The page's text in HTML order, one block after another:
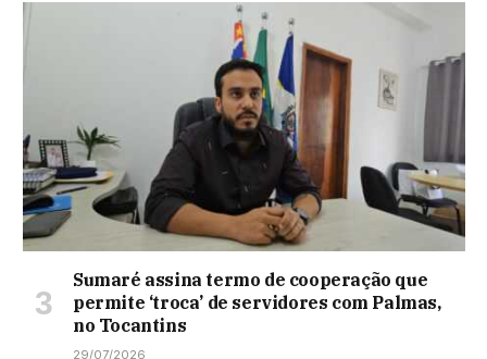
Sumaré assina termo de cooperação que
permite ‘troca’ de servidores com Palmas,
no Tocantins
29/07/2026